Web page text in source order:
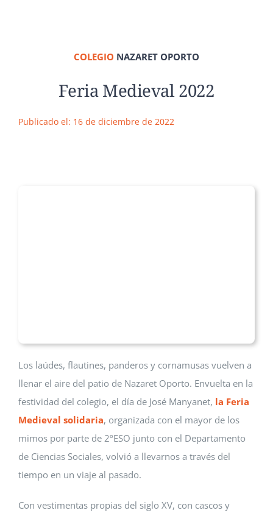
COLEGIO NAZARET OPORTO
Feria Medieval 2022
Publicado el: 16 de diciembre de 2022
Los laúdes, flautines, panderos y cornamusas vuelven a
llenar el aire del patio de Nazaret Oporto. Envuelta en la
festividad del colegio, el día de José Manyanet, la Feria
Medieval solidaria, organizada con el mayor de los
mimos por parte de 2ºESO junto con el Departamento
de Ciencias Sociales, volvió a llevarnos a través del
tiempo en un viaje al pasado.
Con vestimentas propias del siglo XV, con cascos y